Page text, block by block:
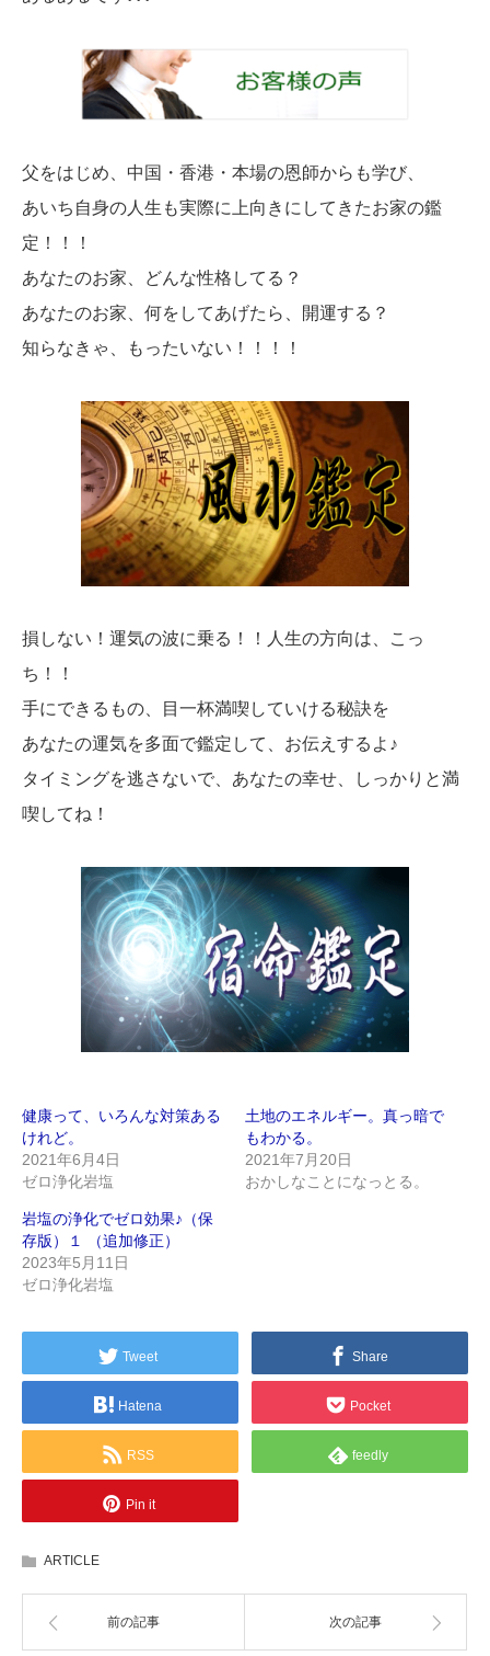
父をはじめ、中国・香港・本場の恩師からも学び、
あいち自身の人生も実際に上向きにしてきたお家の鑑
定！！！
あなたのお家、どんな性格してる？
あなたのお家、何をしてあげたら、開運する？
知らなきゃ、もったいない！！！！
損しない！運気の波に乗る！！人生の方向は、こっ
ち！！
手にできるもの、目一杯満喫していける秘訣を
あなたの運気を多面で鑑定して、お伝えするよ♪
タイミングを逃さないで、あなたの幸せ、しっかりと満
喫してね！
健康って、いろんな対策ある
けれど。
2021年6月4日
ゼロ浄化岩塩
土地のエネルギー。真っ暗で
もわかる。
2021年7月20日
おかしなことになっとる。
岩塩の浄化でゼロ効果♪（保
存版）１ （追加修正）
2023年5月11日
ゼロ浄化岩塩
Tweet Share
Hatena Pocket
RSS feedly
Pin it
ARTICLE
前の記事 次の記事